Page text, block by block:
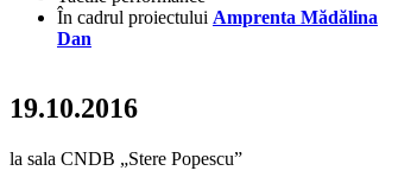
În cadrul proiectului Amprenta Mădălina
Dan
19.10.2016
la sala CNDB „Stere Popescu”